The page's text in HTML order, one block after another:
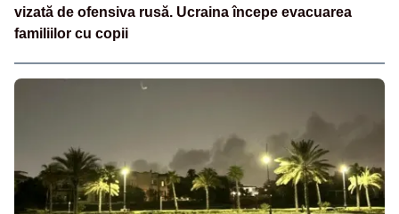
vizată de ofensiva rusă. Ucraina începe evacuarea
familiilor cu copii